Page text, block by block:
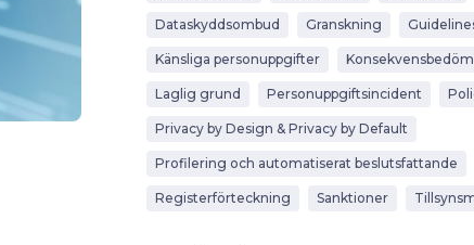
Dataskyddsombud Granskning
Känsliga personuppgifter
Laglig grund Personuppgiftsincident
Privacy by Design & Privacy by Default
Profilering och automatiserat beslutsfattande
Registerförteckning Sanktioner